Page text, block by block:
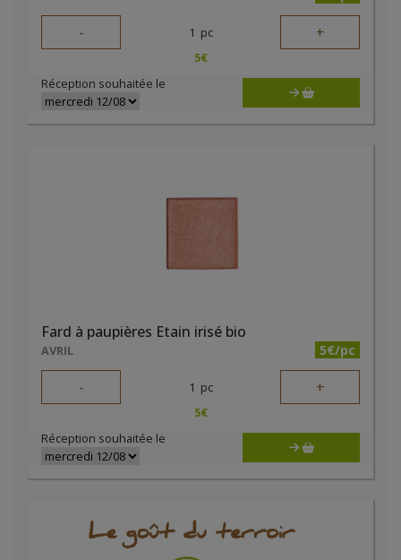
- 1 pc +
5€
Réception souhaitée le
Fard à paupières Etain irisé bio
AVRIL 5€/pc
- 1 pc +
5€
Réception souhaitée le